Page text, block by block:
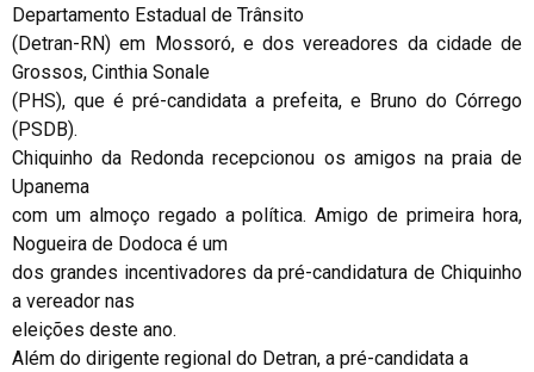
Departamento Estadual de Trânsito
(Detran-RN) em Mossoró, e dos vereadores da cidade de
Grossos, Cinthia Sonale
(PHS), que é pré-candidata a prefeita, e Bruno do Córrego
(PSDB).
Chiquinho da Redonda recepcionou os amigos na praia de
Upanema
com um almoço regado a política. Amigo de primeira hora,
Nogueira de Dodoca é um
dos grandes incentivadores da pré-candidatura de Chiquinho
a vereador nas
eleições deste ano.
Além do dirigente regional do Detran, a pré-candidata a